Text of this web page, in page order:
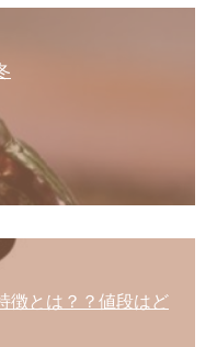
徴とは？？値段はど